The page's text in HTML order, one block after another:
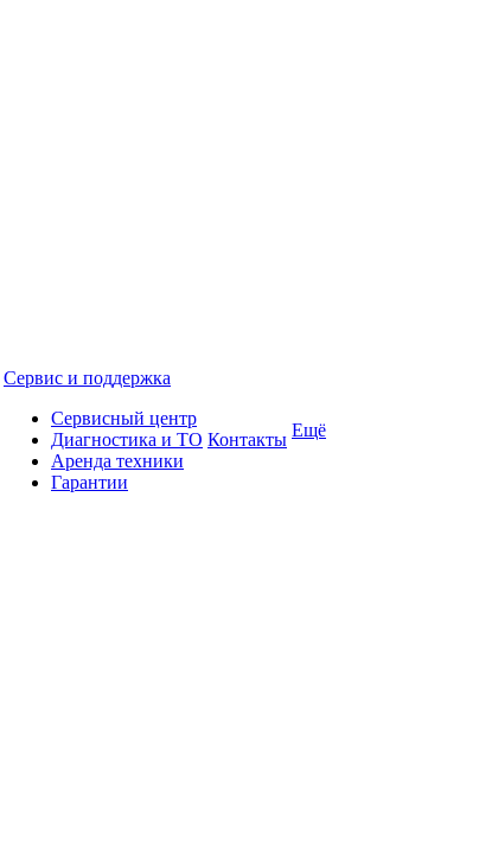
Сервис и поддержка
Сервисный центр
Диагностика и ТО
Аренда техники
Гарантии
Контакты Ещё